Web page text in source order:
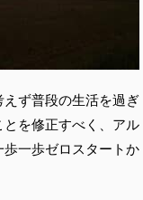
ず普段の生活を過ぎ
を修正すべく、アル
一歩ゼロスタートか